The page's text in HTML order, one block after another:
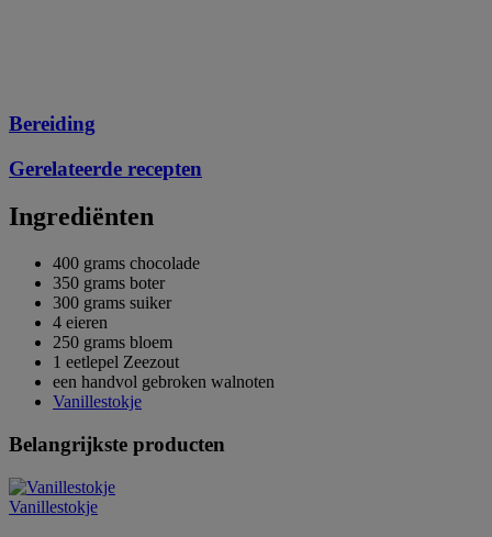
Bereiding
Gerelateerde recepten
Ingrediënten
400 grams chocolade
350 grams boter
300 grams suiker
4 eieren
250 grams bloem
1 eetlepel Zeezout
een handvol gebroken walnoten
Vanillestokje
Belangrijkste producten
Vanillestokje